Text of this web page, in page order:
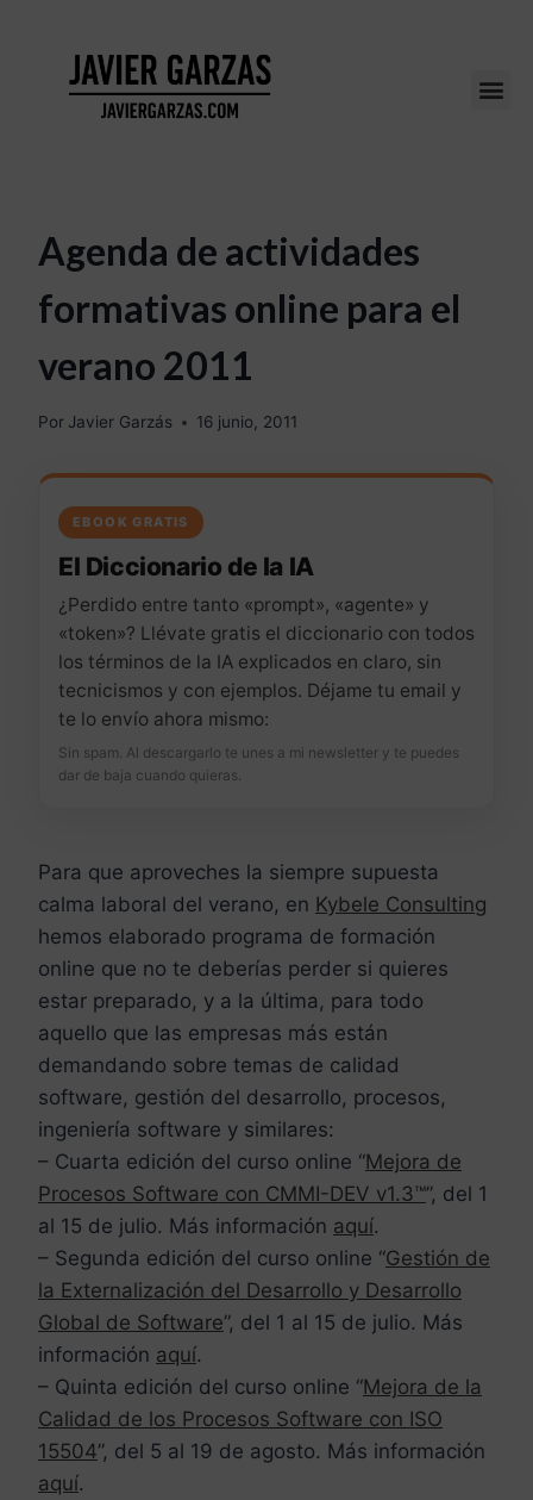
Agenda de actividades
formativas online para el
verano 2011
Por Javier Garzás 16 junio, 2011
EBOOK GRATIS
El Diccionario de la IA
¿Perdido entre tanto «prompt», «agente» y
«token»? Llévate gratis el diccionario con todos
los términos de la IA explicados en claro, sin
tecnicismos y con ejemplos. Déjame tu email y
te lo envío ahora mismo:
Sin spam. Al descargarlo te unes a mi newsletter y te puedes
dar de baja cuando quieras.
Para que aproveches la siempre supuesta
calma laboral del verano, en Kybele Consulting
hemos elaborado programa de formación
online que no te deberías perder si quieres
estar preparado, y a la última, para todo
aquello que las empresas más están
demandando sobre temas de calidad
software, gestión del desarrollo, procesos,
ingeniería software y similares:
– Cuarta edición del curso online “Mejora de
Procesos Software con CMMI-DEV v1.3™”, del 1
al 15 de julio. Más información aquí.
– Segunda edición del curso online “Gestión de
la Externalización del Desarrollo y Desarrollo
Global de Software”, del 1 al 15 de julio. Más
información aquí.
– Quinta edición del curso online “Mejora de la
Calidad de los Procesos Software con ISO
15504”, del 5 al 19 de agosto. Más información
aquí.